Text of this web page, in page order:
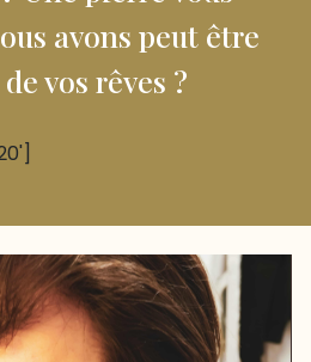
avons peut être
vos rêves ?